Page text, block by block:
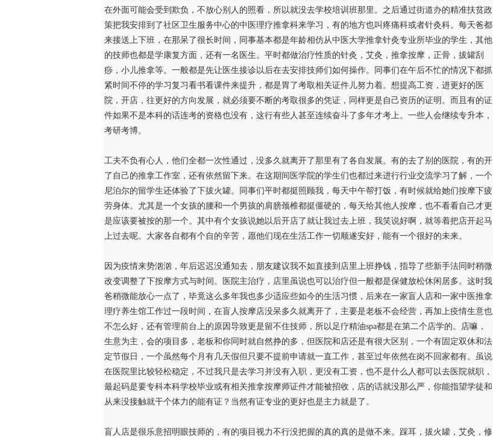
在外面可能会受到欺负，不放心别人的照看，所以就没去学校培训班那里。之后通过街道办的精准扶贫政
策把我安排到了社区卫生服务中心的中医理疗推拿科来学习，有的地方也叫疼痛科或者针灸科。每天爸都
来接送上下班，在那呆了很长时间，同事基本都是年龄相仿从中医大学推拿针灸专业所毕业的学生，其他
的技师也都是学康复方面，还有一名医生。平时都做治疗性质的针灸，艾灸，推拿按摩，正骨，拔罐刮
痧，小儿推拿等。一般都是先让医生接诊以后在去安排技师们如何操作。同事们在午后不忙的情况下都抓
紧时间不停的学习复习看书看课件来提升，都是胃了考取相关证件儿努力着。想提高工资，进更好的医
院，开店，往更好的方向发展，就必须要不断的考取很多的凭证，同样更是自己资历的证明。而且有的证
件如果不是本科的话连考的资格也没有，这行有些人甚至连续奋斗了多年才考上。一些人会继续专升本，
考研考博。
工夫不负有心人，他们全都一次性通过，没多久就离开了那里有了各自发展。有的去了别的医院，有的开
了自己的推拿工作室，还有依然留下来。在这期间医学院的学生们也都过来进行行业交流学习了解，一个
尼泊尔的留学生还体验了下拔火罐。同事们平时都挺照顾我，每天中午帮打饭，有时候就给她们按摩下疲
劳身体。尤其是一个女孩的腰和一个男孩的肩膀颈椎都挺僵硬的，每天给其他人按摩，也不看看自己才更
是应该要被按的那一个。其中有个女孩说她以后开店了就让我过去上班，我笑说好啊，就等着把店开起马
上过去呢。大家各自都有个自的辛苦，愿他们现在生活工作一切顺遂安好，能有一个很好的未来。
因为疫情来势汹汹，年后迟迟没通知去，朋友建议我不如直接到店里上班挣钱，指导了些新手法同时稍微
改变调整了下按摩方式与时间。医院主治疗，店里虽说也可以治疗但一般都是保健放松休闲居多。这时我
爸稍微能放心一点了，毕竟这么多年我也多少适应些如今的生活习惯，后来在一家盲人店和一家中医推拿
理疗养生馆工作过一段时间，在盲人按摩店没呆多久就离开了，主要是老板不会经营，再加上疫情生意也
不怎么好，还有管理前台上的原因导致更是留不住技师，所以足疗精油spa都是在第二个店学的。店嘛，
生意为主，会的项目多，老板和你同时就自然挣的多，但医院和店还是有很大区别，一个有固定双休和法
定节假日，一个虽然每个月有几天假但只要不提前申请就一直工作，甚至过年依然在岗不回家都有。虽说
在医院里比较轻松稳定，不过我只是去学习并没有入职，更没有工资，也不是什么人都可以去医院就职，
最起码是要专科本科学校毕业或有相关推拿按摩师证件才能被招收，店的话就没那么严，你能指望学徒和
从来没接触就干个体力的能有证？当然有证专业的更好也是主力就是了。
盲人店是很乐意招明眼技师的，有的项目视力不行没把握的真的真的是做不来。踩耳，拔火罐，艾灸，修